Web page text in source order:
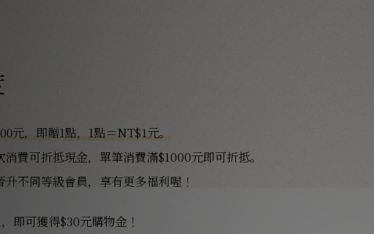
元，即贈1點，1點＝NT$1元。
費可折抵現金，單筆消費滿$1000元即可折抵。
不同等級會員，享有更多福利喔！
即可獲得$30元購物金！